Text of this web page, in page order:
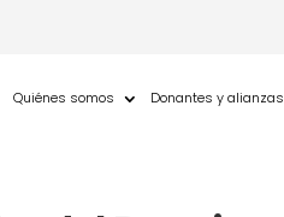
Quiénes somos Donantes y alianzas